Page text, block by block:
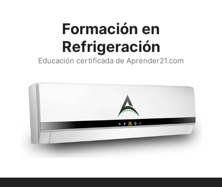
Formación en
Refrigeración
Educación certificada de Aprender21.com